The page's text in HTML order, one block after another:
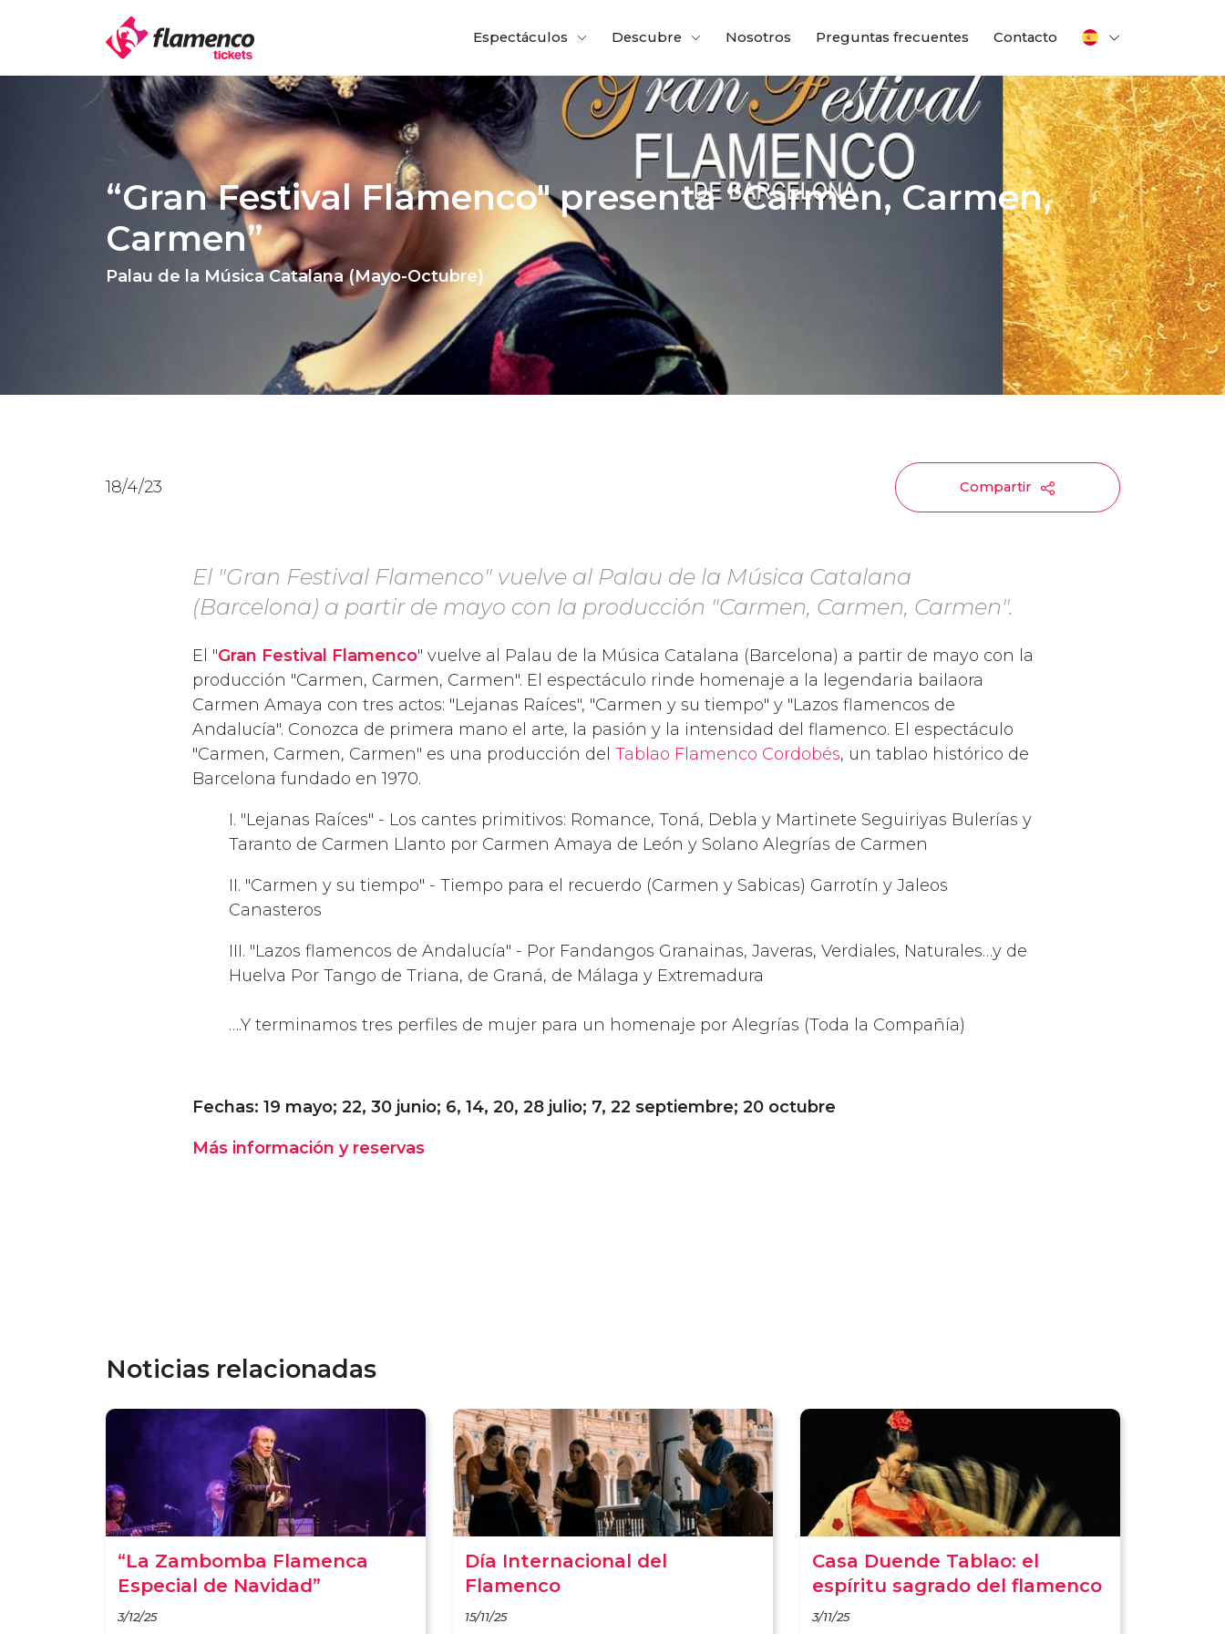
Espectáculos Descubre Nosotros Preguntas frecuentes Contacto
“Gran Festival Flamenco" presenta “Carmen, Carmen,
Carmen”
Palau de la Música Catalana (Mayo-Octubre)
18/4/23 Compartir
El "Gran Festival Flamenco" vuelve al Palau de la Música Catalana
(Barcelona) a partir de mayo con la producción "Carmen, Carmen, Carmen".
El "Gran Festival Flamenco" vuelve al Palau de la Música Catalana (Barcelona) a partir de mayo con la
producción "Carmen, Carmen, Carmen". El espectáculo rinde homenaje a la legendaria bailaora
Carmen Amaya con tres actos: "Lejanas Raíces", "Carmen y su tiempo" y "Lazos flamencos de
Andalucía". Conozca de primera mano el arte, la pasión y la intensidad del flamenco. El espectáculo
"Carmen, Carmen, Carmen" es una producción del Tablao Flamenco Cordobés, un tablao histórico de
Barcelona fundado en 1970.
I. "Lejanas Raíces" - Los cantes primitivos: Romance, Toná, Debla y Martinete Seguiriyas Bulerías y
Taranto de Carmen Llanto por Carmen Amaya de León y Solano Alegrías de Carmen
II. "Carmen y su tiempo" - Tiempo para el recuerdo (Carmen y Sabicas) Garrotín y Jaleos
Canasteros
III. "Lazos flamencos de Andalucía" - Por Fandangos Granainas, Javeras, Verdiales, Naturales…y de
Huelva Por Tango de Triana, de Graná, de Málaga y Extremadura
….Y terminamos tres perfiles de mujer para un homenaje por Alegrías (Toda la Compañía)
Fechas: 19 mayo; 22, 30 junio; 6, 14, 20, 28 julio; 7, 22 septiembre; 20 octubre
Más información y reservas
Noticias relacionadas
“La Zambomba Flamenca
Especial de Navidad”
3/12/25
Día Internacional del
Flamenco
15/11/25
Casa Duende Tablao: el
espíritu sagrado del flamenco
3/11/25